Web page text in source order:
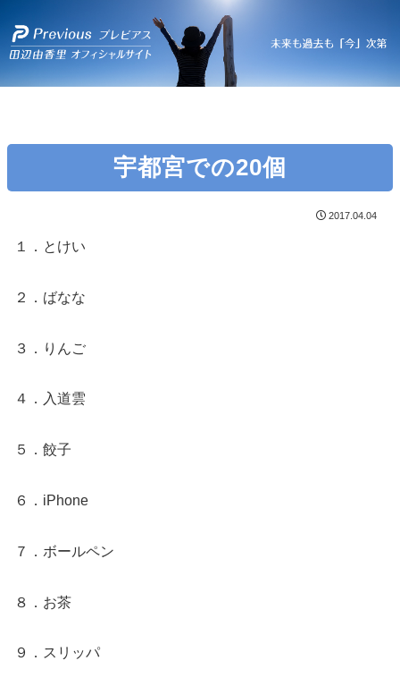
宇都宮での20個
2017.04.04
１．とけい
２．ばなな
３．りんご
４．入道雲
５．餃子
６．iPhone
７．ボールペン
８．お茶
９．スリッパ